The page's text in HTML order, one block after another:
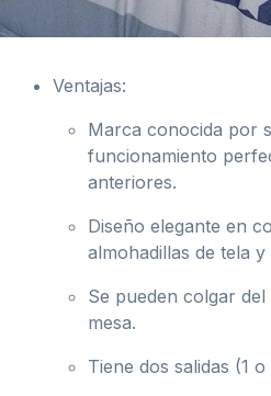
Ventajas:
Marca conocida por
funcionamiento
anteriores.
Diseño elegante en
almohadillas de tela
Se pueden colgar
mesa.
Tiene dos salidas (1